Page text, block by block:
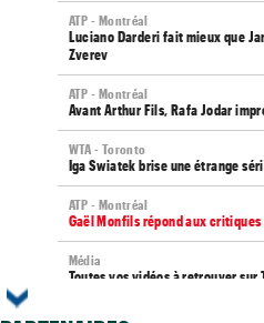
ATP - Montréal
Luciano Darderi fait mieux que
Zverev
ATP - Montréal
Avant Arthur Fils, Rafa Jodar
WTA - Toronto
Iga Swiatek brise une étrange
ATP - Montréal
Gaël Monfils répond aux
Média
Toutes vos vidéos à retrouver sur